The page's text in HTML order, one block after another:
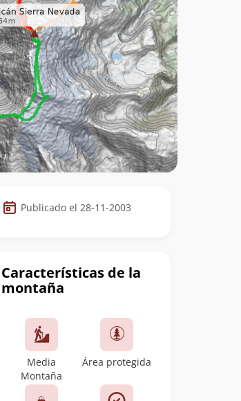
Datos
de
cumbre
Publicado el 28-11-2003
Características de la
montaña
Media
Montaña
Área protegida